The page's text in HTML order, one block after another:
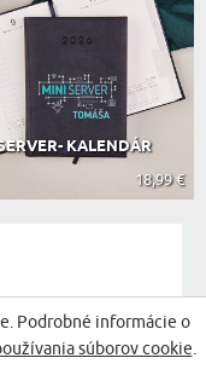
KALENDÁR
18,99 €
Podrobné informácie o
súborov cookie.